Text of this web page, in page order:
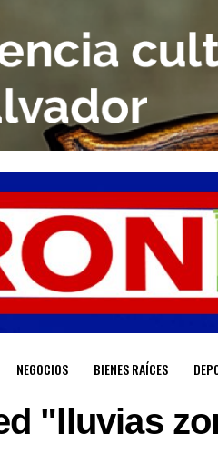
NEGOCIOS BIENES RAÍCES
"lluvias